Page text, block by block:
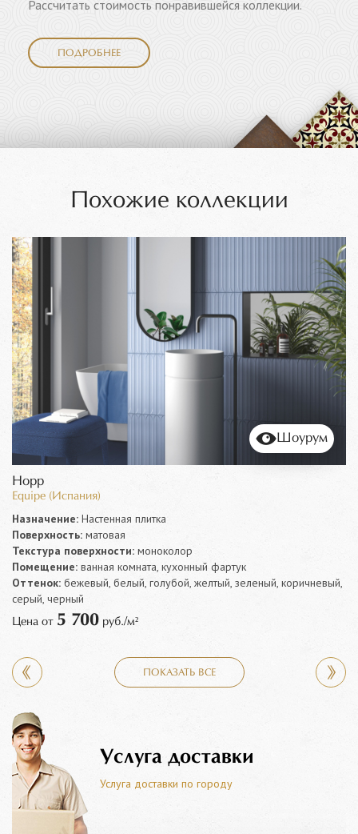
Рассчитать стоимость понравившейся коллекции.
ПОДРОБНЕЕ
Похожие коллекции
Шоурум
Hopp
Equipe (Испания)
Назначение: Настенная плитка
Поверхность: матовая
Текстура поверхности: моноколор
Помещение: ванная комната, кухонный фартук
Оттенок: бежевый, белый, голубой, желтый, зеленый, коричневый,
серый, черный
Цена от 5 700 руб./м²
ПОКАЗАТЬ ВСЕ
Услуга доставки
Услуга доставки по городу